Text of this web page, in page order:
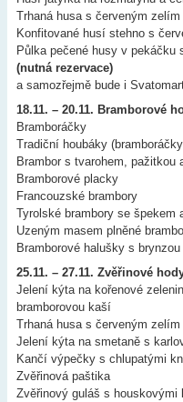
Trhaná husa s červeným
Konfitované husí stehno s
Půlka pečené husy v
(nutná rezervace)
a samozřejmě bude i
18.11. – 20.11. Bramborové
Bramboráčky
Tradiční houbáky
Brambor s tvarohem, pažitkou
Bramborové placky
Francouzské brambory
Tyrolské brambory se špekem
Uzeným masem plněné
Bramborové halušky s
25.11. – 27.11. Zvěřinové
Jelení kýta na kořenové
bramborovou kaší
Trhaná husa s červeným
Jelení kýta na smetaně s
Kančí výpečky s chlupatými
Zvěřinová paštika
Zvěřinový guláš s houskovými